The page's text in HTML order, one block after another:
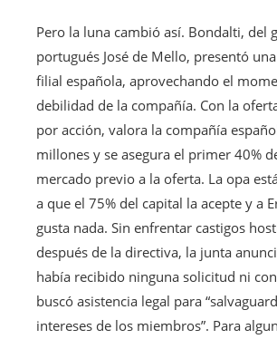
Pero la luna cambió así. Bondalti, del
portugués José de Mello, presentó
filial española, aprovechando el
debilidad de la compañía. Con la
por acción, valora la compañía
millones y se asegura el primer 40%
mercado previo a la oferta. La opa
a que el 75% del capital la acepte y a
gusta nada. Sin enfrentar castigos
después de la directiva, la junta
había recibido ninguna solicitud ni
buscó asistencia legal para
intereses de los miembros”. Para